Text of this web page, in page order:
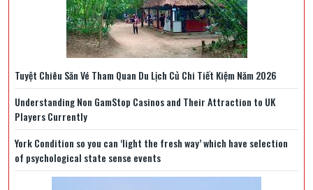
Tuyệt Chiêu Săn Vé Tham Quan Du Lịch Củ Chi Tiết Kiệm Năm 2026
Understanding Non GamStop Casinos and Their Attraction to UK
Players Currently
York Condition so you can ‘light the fresh way’ which have selection
of psychological state sense events